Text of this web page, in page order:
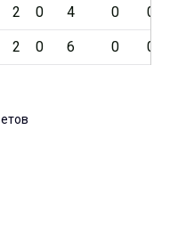
2 0 4 0 0
2 0 6 0 0
2022/2023
2021/2022